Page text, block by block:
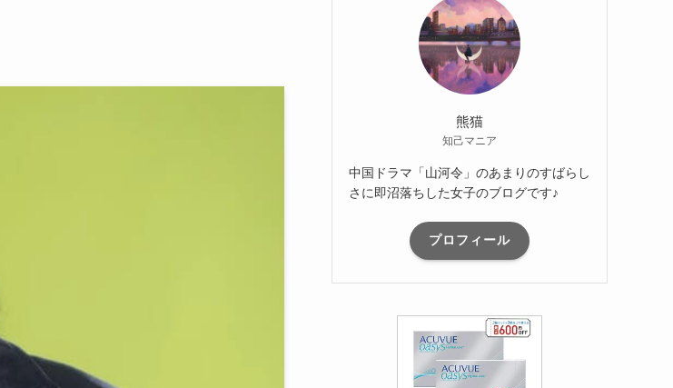
熊猫
知己マニア
中国ドラマ「山河令」のあまりのすばらし
さに即沼落ちした女子のブログです♪
プロフィール